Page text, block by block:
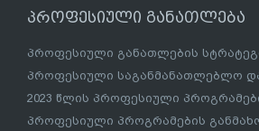
პროფესიული განათლება
პროფესიული განათლების
პროფესიული საგანმანათლებლო
2023 წლის პროფესიული
პროფესიული პროგრამების